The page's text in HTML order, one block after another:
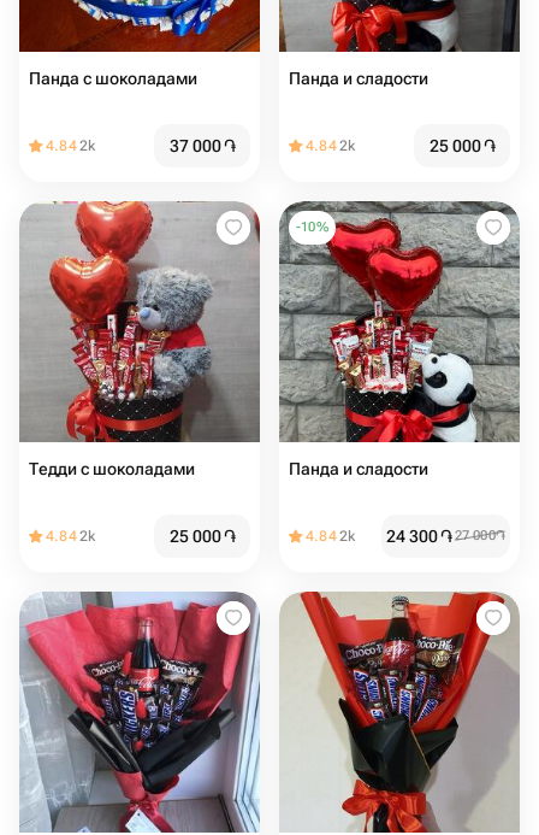
Панда с шоколадами
4.842k 37 000֏
Панда и сладости
4.842k 25 000֏
Тедди с шоколадами
4.842k 25 000֏
-10%
Панда и сладости
4.842k 24 300֏27 000֏